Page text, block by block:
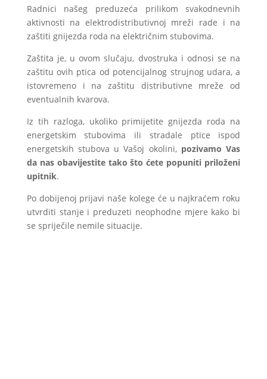
Radnici našeg preduzeća prilikom svakodnevnih
aktivnosti na elektrodistributivnoj mreži rade i na
zaštiti gnijezda roda na električnim stubovima.
Zaštita je, u ovom slučaju, dvostruka i odnosi se na
zaštitu ovih ptica od potencijalnog strujnog udara, a
istovremeno i na zaštitu distributivne mreže od
eventualnih kvarova.
Iz tih razloga, ukoliko primijetite gnijezda roda na
energetskim stubovima ili stradale ptice ispod
energetskih stubova u Vašoj okolini, pozivamo Vas
da nas obavijestite tako što ćete popuniti priloženi
upitnik.
Po dobijenoj prijavi naše kolege će u najkraćem roku
utvrditi stanje i preduzeti neophodne mjere kako bi
se spriječile nemile situacije.